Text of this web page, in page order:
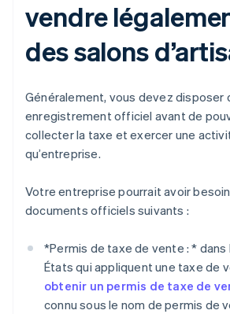
vendre
des salons
Généralement, vous devez disposer
enregistrement officiel avant de
collecter la taxe et exercer une
qu’entreprise.
Votre entreprise pourrait avoir
documents officiels suivants :
*Permis de taxe de vente : * dans
États qui appliquent une taxe de
obtenir un permis de taxe de
connu sous le nom de permis de